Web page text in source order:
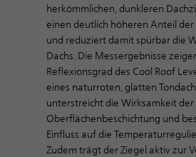
herkömmlichen, dunkleren
einen deutlich höheren Anteil
und reduziert damit spürbar die
Dachs. Die Messergebnisse
Reflexionsgrad des Cool Roof
eines naturroten, glatten
unterstreicht die Wirksamkeit der
Oberflächenbeschichtung und
Einfluss auf die
Zudem trägt der Ziegel aktiv zur